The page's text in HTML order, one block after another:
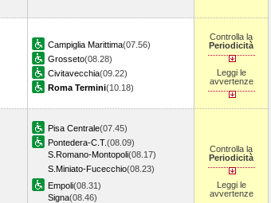
Campiglia Marittima(07.56)
Grosseto(08.28)
Civitavecchia(09.22)
Roma Termini(10.18)
Controlla la
Periodicità
Leggi le
avvertenze
Pisa Centrale(07.45)
Pontedera-C.T.(08.09)
S.Romano-Montopoli(08.17)
S.Miniato-Fucecchio(08.23)
Empoli(08.31)
Signa(08.46)
Controlla la
Periodicità
Leggi le
avvertenze